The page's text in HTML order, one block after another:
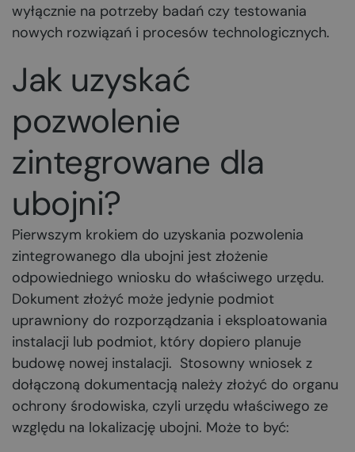
wyłącznie na potrzeby badań czy testowania
nowych rozwiązań i procesów technologicznych.
Jak uzyskać
pozwolenie
zintegrowane dla
ubojni?
Pierwszym krokiem do uzyskania pozwolenia
zintegrowanego dla ubojni jest złożenie
odpowiedniego wniosku do właściwego urzędu.
Dokument złożyć może jedynie podmiot
uprawniony do rozporządzania i eksploatowania
instalacji lub podmiot, który dopiero planuje
budowę nowej instalacji. Stosowny wniosek z
dołączoną dokumentacją należy złożyć do organu
ochrony środowiska, czyli urzędu właściwego ze
względu na lokalizację ubojni. Może to być: